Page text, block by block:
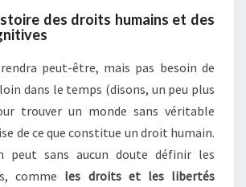
des droits humains et des
peut-être, mais pas besoin de
dans le temps (disons, un peu plus
trouver un monde sans véritable
de ce que constitue un droit humain.
peut sans aucun doute définir les
comme les droits et les libertés